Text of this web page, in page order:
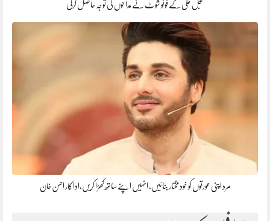
سجل علی کے فوٹو شوٹ نے مداحوں کی توجہ حاصل کرلی
مرد اپنی عورتوں کو خود مختار بنائیں، انہیں اپنے ساتھ کھڑا کریں،اداکار احسن خان